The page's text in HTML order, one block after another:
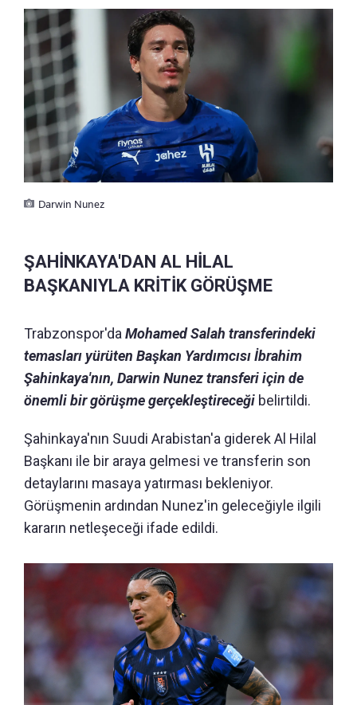
Darwin Nunez
ŞAHİNKAYA'DAN AL HİLAL
BAŞKANIYLA KRİTİK GÖRÜŞME
Trabzonspor'da Mohamed Salah transferindeki
temasları yürüten Başkan Yardımcısı İbrahim
Şahinkaya'nın, Darwin Nunez transferi için de
önemli bir görüşme gerçekleştireceği belirtildi.
Şahinkaya'nın Suudi Arabistan'a giderek Al Hilal
Başkanı ile bir araya gelmesi ve transferin son
detaylarını masaya yatırması bekleniyor.
Görüşmenin ardından Nunez'in geleceğiyle ilgili
kararın netleşeceği ifade edildi.